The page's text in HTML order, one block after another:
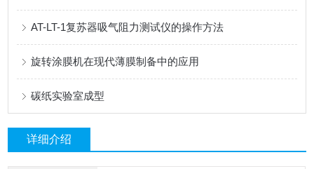
AT-LT-1复苏器吸气阻力测试仪的操作方法
旋转涂膜机在现代薄膜制备中的应用
碳纸实验室成型
详细介绍